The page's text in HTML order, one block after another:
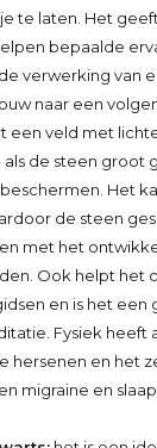
te laten. Het
bepaalde
verwerking van
naar een
een veld met
als de steen groot
Het
de steen
met het
Ook helpt het
en is het een
Fysiek heeft
hersenen en het
migraine en